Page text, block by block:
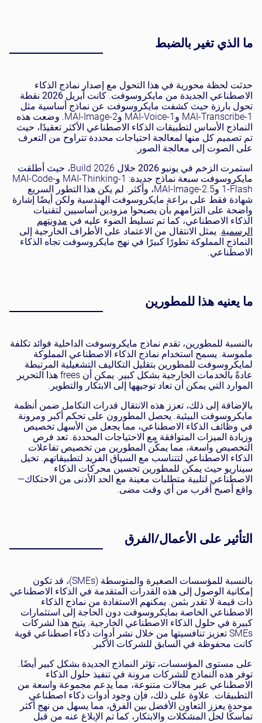
ما الذي تغير بالضبط
حدثت لحظة محورية في هذا التحول مع إصدار نماذج الذكاء
الاصطناعي الجديدة من مايكروسوفت. كانت أبريل 2026
نقطة
تحول بارزة حيث كشفت مايكروسوفت عن نماذج أساسية مثل
MAI-Transcribe-1 وMAI-Voice-1 وMAI-Image-2. وضعت هذه
النماذج الأساس لتطبيقات الذكاء الاصطناعي الأكثر تعقيدًا، حيث
تم تصميم كل منها لمعالجة احتياجات محددة تتراوح من التعرف
على الصوت إلى معالجة الصور.
استمرت الزخم في يونيو 2026
خلال Build 2026، حيث أطلقت
مايكروسوفت سبعة نماذج جديدة: MAI-Thinking-1 وMAI-Code-
1-Flash وMAI-Image-2.5، وأكثر. لم يكن هذا التطور السريع
شهادة فقط على براعة مايكروسوفت الهندسية ولكن أيضًا إشارة
واضحة على التزامهم بأن يصبحوا مزودين أساسيين لتقنيات
الذكاء الاصطناعي، كما تم تسليط الضوء عليه في مدونتهم
الرسمية. يمثل الانتقال من الاعتماد على الأطراف الخارجية إلى
النماذج المملوكة تطورًا كبيرًا في نهج مايكروسوفت تجاه الذكاء
الاصطناعي.
ما يعنيه هذا للمطورين
بالنسبة للمطورين، تقدم نماذج مايكروسوفت الداخلية فوائد تكلفة
ملموسة. يسمح استخدام نماذج الذكاء الاصطناعي المملوكة
لمايكروسوفت للمطورين بتقليل التكاليف التشغيلية المرتبطة
عادةً بالخدمات الخارجية بشكل كبير. يمكن أن frees هذا التحرير
الموارد التي يمكن أن تعاد توجيهها إلى الابتكار والتطوير.
بالإضافة إلى ذلك، تعزز هذه الانتقال قدرات التكامل ضمن أنظمة
مايكروسوفت البيئية. يحصل المطورون على تحكم أكبر ومرونة
في وظائف الذكاء الاصطناعي، مما يجعل من الأسهل تخصيص
وزيادة الميزات المتوافقة مع الاحتياجات المحددة. تعد فرص
التخصيص واسعة، مما يمكّن المطورين من تخصيص تفاعلات
الذكاء الاصطناعي لتتناسب مع السياق الفريد لتطبيقاتهم. تخيل
سيناريو حيث يمكن للمطورين تحسين محركات الذكاء
الاصطناعي لتلبية متطلبات معينة مع الحد الأدنى من الاحتكاك—
واقع أصبح أقرب من أي وقت مضى.
التأثير على الأعمال/الفرق
بالنسبة للمؤسسات الصغيرة والمتوسطة (SMEs)، قد تكون
إمكانية الوصول إلى هذه القدرات المتقدمة في الذكاء الاصطناعي
ذات قيمة لا تقدر بثمن. يمكنهم الاستفادة من نماذج الذكاء
الاصطناعي الخاصة بمايكروسوفت دون الحاجة إلى استثمارات
كبيرة في حلول الذكاء الاصطناعي الخارجية. يتيح هذا لشركات
SMEs تعزيز تنافسيتها من خلال نشر أدوات ذكاء اصطناعي قوية
كانت محفوظة في السابق للشركات الأكبر.
على مستوى المؤسسات، تؤثر النماذج الجديدة بشكل كبير أيضًا.
توفر هذه النماذج للشركات مرونة في تنفيذ حلول الذكاء
الاصطناعي عبر مجالات متنوعة، مما يدعم مجموعة واسعة من
التطبيقات. علاوة على ذلك، فإن وجود أدوات ذكاء اصطناعي
موحدة يعزز التعاون الأفضل بين الفرق، مما يسهل من نهج أكثر
تماسكًا لحل المشكلات والابتكار، كما تم الإبلاغ عنه من قبل